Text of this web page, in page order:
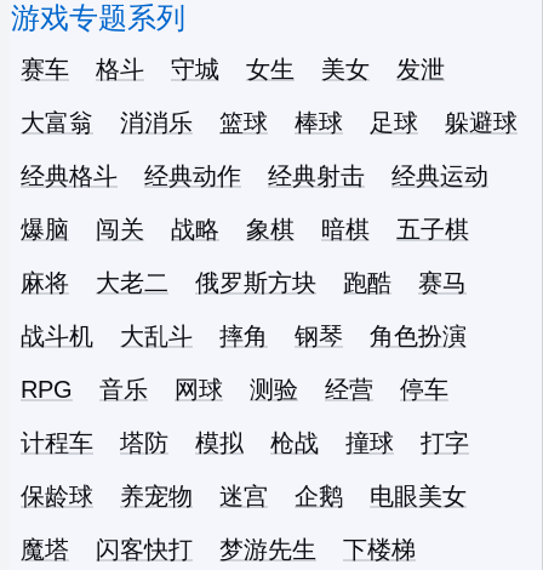
游戏专题系列
赛车 格斗 守城 女生 美女
发泄
大富翁
消消乐 篮球 棒球 足球
躲避球
经典格斗
经典动作 经典射击
经典运动
爆脑
闯关 战略 象棋 暗棋
五子棋
麻将
大老二 俄罗斯方块 跑酷
赛马
战斗机
大乱斗 摔角 钢琴
角色扮演
RPG
音乐 网球 测验 经营
停车
计程车
塔防 模拟 枪战 撞球
打字
保龄球
养宠物 迷宫 企鹅
电眼美女
魔塔
闪客快打 梦游先生 下楼梯